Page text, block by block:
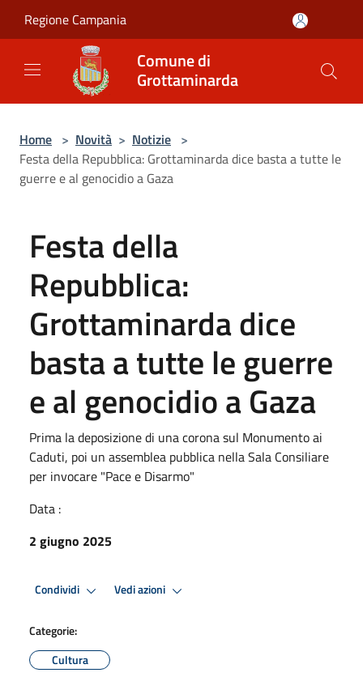
Regione Campania
Comune di
Grottaminarda
Home > Novità > Notizie >
Festa della Repubblica: Grottaminarda dice basta a tutte le
guerre e al genocidio a Gaza
Festa della
Repubblica:
Grottaminarda dice
basta a tutte le guerre
e al genocidio a Gaza
Prima la deposizione di una corona sul Monumento ai
Caduti, poi un assemblea pubblica nella Sala Consiliare
per invocare "Pace e Disarmo"
Data :
2 giugno 2025
Condividi Vedi azioni
Categorie:
Cultura